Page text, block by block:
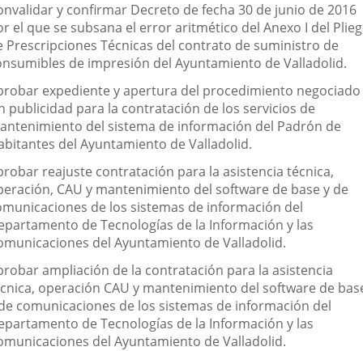
y confirmar Decreto de fecha 30 de junio de 2016
el que se subsana el error aritmético del Anexo I del
Prescripciones Técnicas del contrato de suministro de
de impresión del Ayuntamiento de Valladolid.
expediente y apertura del procedimiento negociado
publicidad para la contratación de los servicios de
del sistema de información del Padrón de
del Ayuntamiento de Valladolid.
reajuste contratación para la asistencia técnica,
CAU y mantenimiento del software de base y de
de los sistemas de información del
de Tecnologías de la Información y las
del Ayuntamiento de Valladolid.
ampliación de la contratación para la asistencia
operación CAU y mantenimiento del software de
comunicaciones de los sistemas de información del
de Tecnologías de la Información y las
del Ayuntamiento de Valladolid.